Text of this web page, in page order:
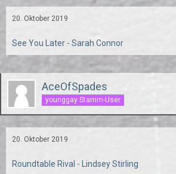
20. Oktober 2019
See You Later - Sarah Connor
AceOfSpades
younggay Stamm-User
20. Oktober 2019
Roundtable Rival - Lindsey Stirling